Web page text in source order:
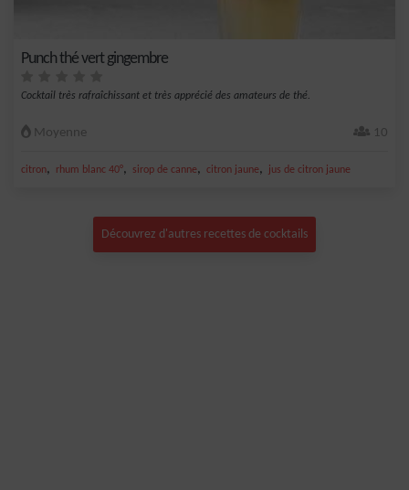
Punch thé vert gingembre
Cocktail très rafraîchissant et très apprécié des amateurs de thé.
Moyenne 10
citron, rhum blanc 40°, sirop de canne, citron jaune, jus de citron jaune
Découvrez d'autres recettes de cocktails